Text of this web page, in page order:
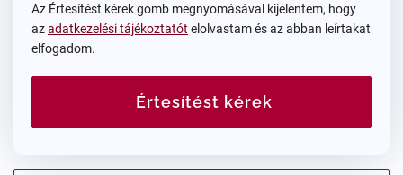
Az Értesítést kérek gomb megnyomásával kijelentem, hogy
azadatkezelési tájékoztatót elolvastam és az abban leírtakat
elfogadom.
Értesítést kérek